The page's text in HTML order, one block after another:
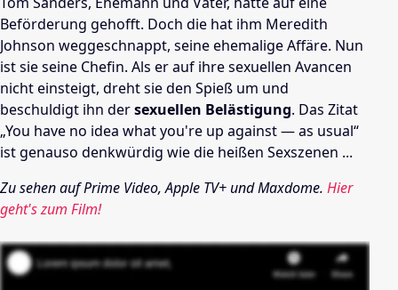
Beförderung gehofft. Doch die hat ihm Meredith
Johnson weggeschnappt, seine ehemalige Affäre. Nun
ist sie seine Chefin. Als er auf ihre sexuellen Avancen
nicht einsteigt, dreht sie den Spieß um und
beschuldigt ihn dersexuellen Belästigung. Das Zitat
„You have no idea what you're up against — as usual“
ist genauso denkwürdig wie die heißen Sexszenen ...
Zu sehen auf Prime Video, Apple TV+ und Maxdome. Hier
geht's zum Film!